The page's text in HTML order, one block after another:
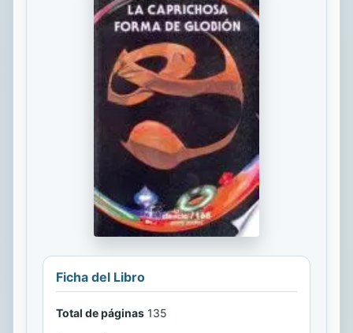
Ficha del Libro
Total de páginas 135